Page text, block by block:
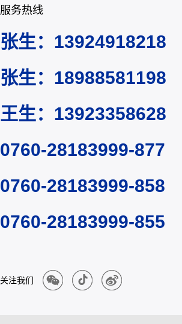
服务热线
张生：13924918218
张生：18988581198
王生：13923358628
0760-28183999-877
0760-28183999-858
0760-28183999-855
关注我们